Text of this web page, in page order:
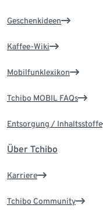
Geschenkideen
Kaffee-Wiki
Mobilfunklexikon
Tchibo MOBIL FAQs
Entsorgung / Inhaltsstoffe
Über Tchibo
Karriere
Tchibo Community